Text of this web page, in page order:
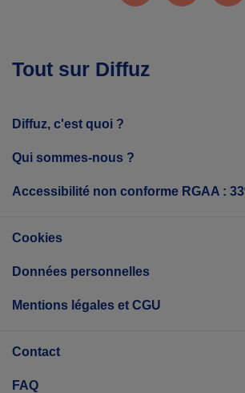
Tout sur Diffuz
Diffuz, c'est quoi ?
Qui sommes-nous ?
Accessibilité non conforme RGAA :
Cookies
Données personnelles
Mentions légales et CGU
Contact
FAQ